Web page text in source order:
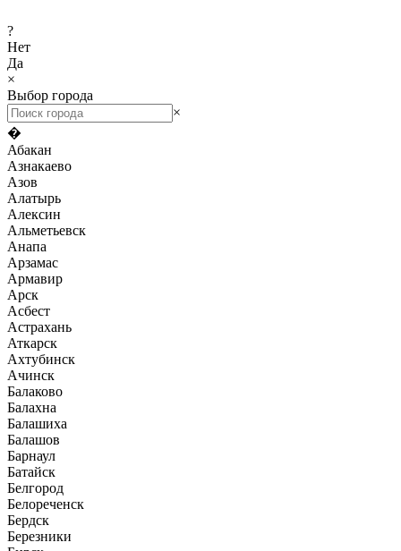
?
Нет
Да
×
Выбор города
×
�
Абакан
Азнакаево
Азов
Алатырь
Алексин
Альметьевск
Анапа
Арзамас
Армавир
Арск
Асбест
Астрахань
Аткарск
Ахтубинск
Ачинск
Балаково
Балахна
Балашиха
Балашов
Барнаул
Батайск
Белгород
Белореченск
Бердск
Березники